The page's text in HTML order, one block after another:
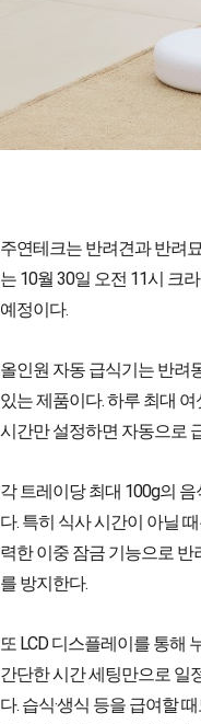
주연테크는 반려견과 반려
는 10월 30일 오전 11시 크
예정이다.
올인원 자동 급식기는 반려
있는 제품이다. 하루 최대
시간만 설정하면 자동으로
각 트레이당 최대 100g의
다. 특히 식사 시간이 아닐
력한 이중 잠금 기능으로
를 방지한다.
또 LCD 디스플레이를 통해
간단한 시간 세팅만으로 일
다. 습식·생식 등을 급여할